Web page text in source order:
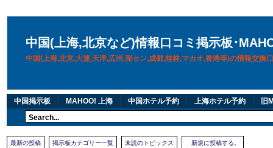
中国(上海,北京など)情報口コミ掲示板･
中国(上海,北京,大連,天津,広州,深セン,成都,桂林,マカオ,香港等)の情報交換
中国掲示板 MAHOO! 上海 中国ホテル予約 上海ホテル予約 旧
最新の投稿 掲示板カテゴリー一覧 未読のトピックス 新規に投稿する。